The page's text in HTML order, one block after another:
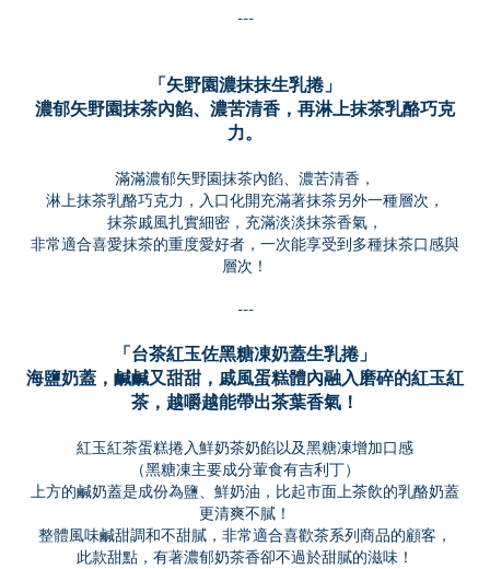
---
「矢野園濃抹抹生乳捲 」
濃郁矢野園抹茶內餡、濃苦清香，再淋上抹茶乳酪巧克
力。
滿滿濃郁矢野園抹茶內餡、濃苦清香，
淋上抹茶乳酪巧克力，入口化開充滿著抹茶另外一種層次，
抹茶戚風扎實細密，充滿淡淡抹茶香氣，
非常適合喜愛抹茶的重度愛好者，一次能享受到多種抹茶口感與
層次！
---
「 台茶紅玉佐黑糖凍奶蓋生乳捲 」
海鹽奶蓋，鹹鹹又甜甜，戚風蛋糕體內融入磨碎的紅玉紅
茶，越嚼越能帶出茶葉香氣！
紅玉紅茶蛋糕捲入鮮奶茶奶餡以及黑糖凍增加口感
（黑糖凍主要成分葷食有吉利丁）
上方的鹹奶蓋是成份為鹽、鮮奶油，比起市面上茶飲的乳酪奶蓋
更清爽不膩！
整體風味鹹甜調和不甜膩，非常適合喜歡茶系列商品的顧客，
此款甜點，有著濃郁奶茶香卻不過於甜膩的滋味！